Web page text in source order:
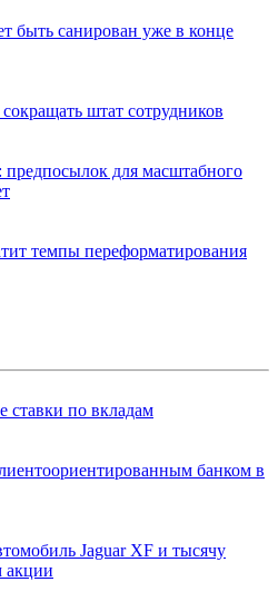
быть санирован уже в конце
штат сотрудников
для масштабного
темпы переформатирования
по вкладам
банком в
Jaguar XF и тысячу
акции